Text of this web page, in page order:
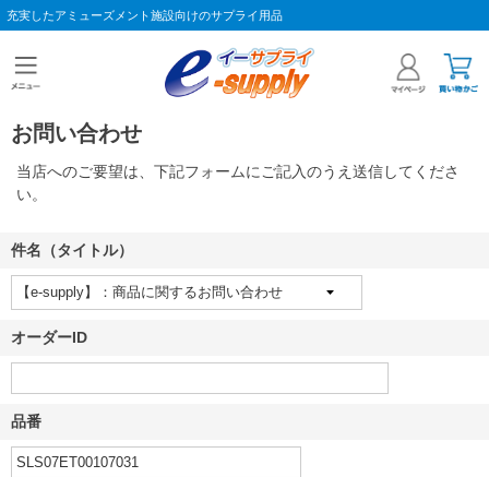
充実したアミューズメント施設向けのサプライ用品
お問い合わせ
当店へのご要望は、下記フォームにご記入のうえ送信してくださ
い。
件名（タイトル）
オーダーID
品番